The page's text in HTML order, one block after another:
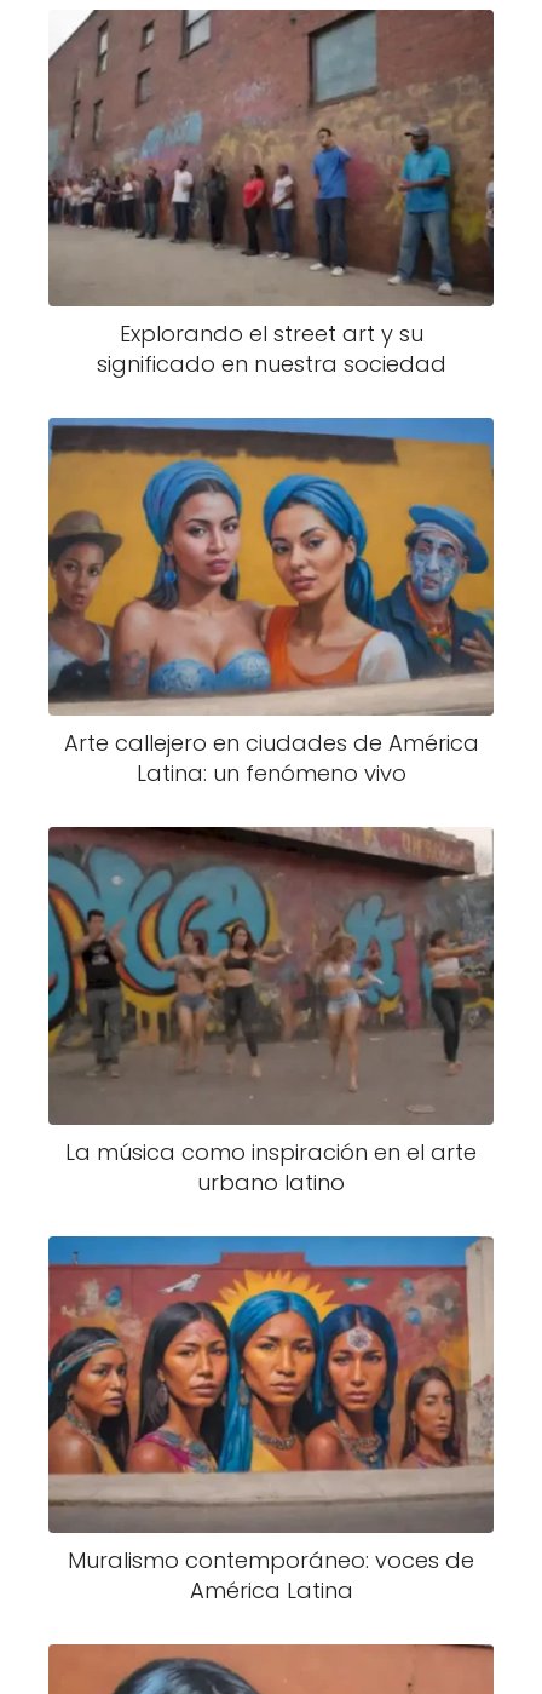
Explorando el street art y su
significado en nuestra sociedad
Arte callejero en ciudades de América
Latina: un fenómeno vivo
La música como inspiración en el arte
urbano latino
Muralismo contemporáneo: voces de
América Latina